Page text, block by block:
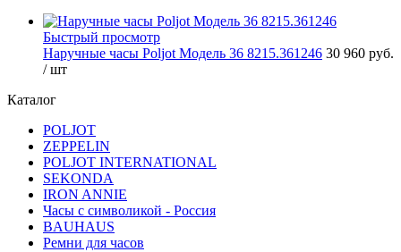
Быстрый просмотр
Наручные часы Poljot Модель 36 8215.361246 30 960 руб.
/ шт
Каталог
POLJOT
ZEPPELIN
POLJOT INTERNATIONAL
SEKONDA
IRON ANNIE
Часы с символикой - Россия
BAUHAUS
Ремни для часов